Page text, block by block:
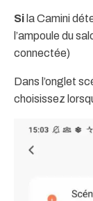
Si la Camini
l’ampoule du
connectée)
Dans l’onglet
choisissez